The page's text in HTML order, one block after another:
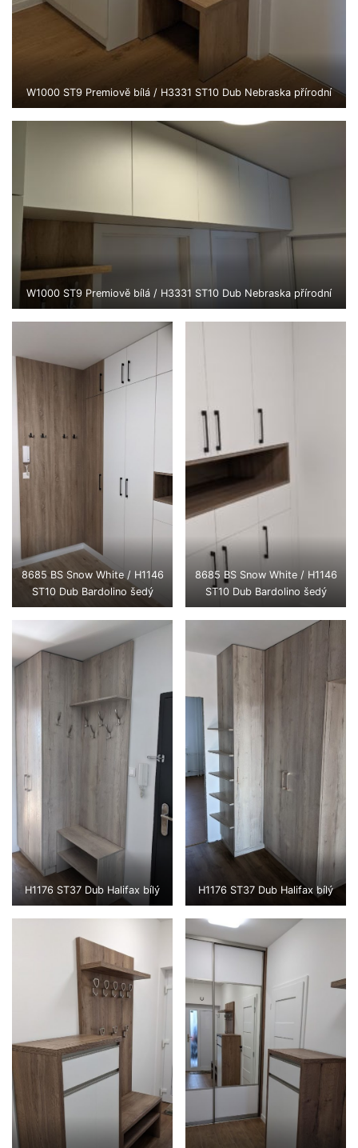
W1000 ST9 Premiově bílá / H3331 ST10 Dub Nebraska přírodní
W1000 ST9 Premiově bílá / H3331 ST10 Dub Nebraska přírodní
8685 BS Snow White / H1146
ST10 Dub Bardolino šedý
8685 BS Snow White / H1146
ST10 Dub Bardolino šedý
H1176 ST37 Dub Halifax bílý H1176 ST37 Dub Halifax bílý